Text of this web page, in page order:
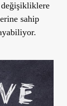
değişikliklere
sahip